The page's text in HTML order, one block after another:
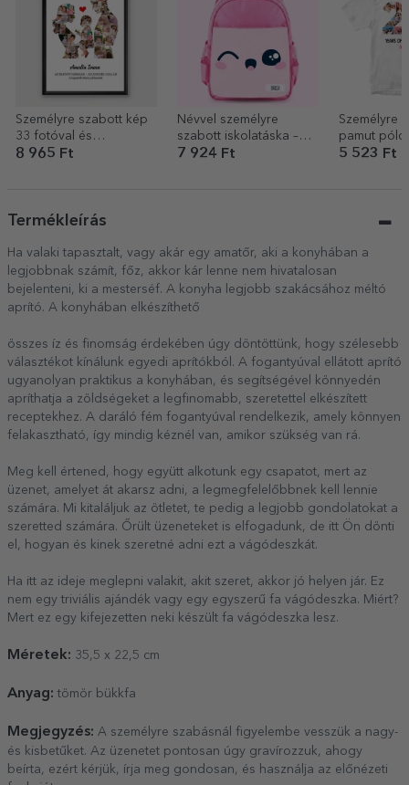
Személyre szabott kép
33 fotóval és
szöveggel – Család
8 965 Ft
Névvel személyre
szabott iskolatáska –
Cute
7 924 Ft
Személyre
pamut
és
5 523 Ft
Termékleírás
Ha valaki tapasztalt, vagy akár egy amatőr, aki a konyhában a
legjobbnak számít, főz, akkor kár lenne nem hivatalosan
bejelenteni, ki a mesterséf. A konyha legjobb szakácsához méltó
aprító. A konyhában elkészíthető
összes íz és finomság érdekében úgy döntöttünk, hogy szélesebb
választékot kínálunk egyedi aprítókból. A fogantyúval ellátott aprító
ugyanolyan praktikus a konyhában, és segítségével könnyedén
apríthatja a zöldségeket a legfinomabb, szeretettel elkészített
receptekhez. A daráló fém fogantyúval rendelkezik, amely könnyen
felakasztható, így mindig kéznél van, amikor szükség van rá.
Meg kell értened, hogy együtt alkotunk egy csapatot, mert az
üzenet, amelyet át akarsz adni, a legmegfelelőbbnek kell lennie
számára. Mi kitaláljuk az ötletet, te pedig a legjobb gondolatokat a
szeretted számára. Őrült üzeneteket is elfogadunk, de itt Ön dönti
el, hogyan és kinek szeretné adni ezt a vágódeszkát.
Ha itt az ideje meglepni valakit, akit szeret, akkor jó helyen jár. Ez
nem egy triviális ajándék vagy egy egyszerű fa vágódeszka. Miért?
Mert ez egy kifejezetten neki készült fa vágódeszka lesz.
Méretek: 35,5 x 22,5 cm
Anyag: tömör bükkfa
Megjegyzés: A személyre szabásnál figyelembe vesszük a nagy-
és kisbetűket. Az üzenetet pontosan úgy gravírozzuk, ahogy
beírta, ezért kérjük, írja meg gondosan, és használja az előnézeti